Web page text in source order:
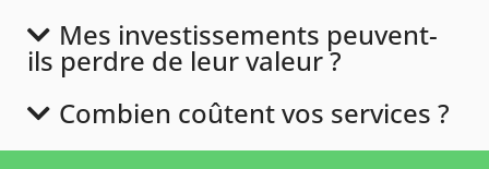
Mes investissements peuvent-
ils perdre de leur valeur ?
Combien coûtent vos services ?